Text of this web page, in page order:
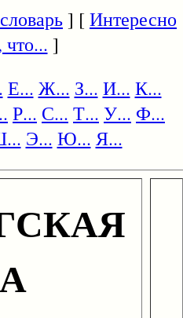
] [Интересно
что... ]
Е... Ж... З... И... К...
Р... С... Т... У... Ф...
Э... Ю... Я...